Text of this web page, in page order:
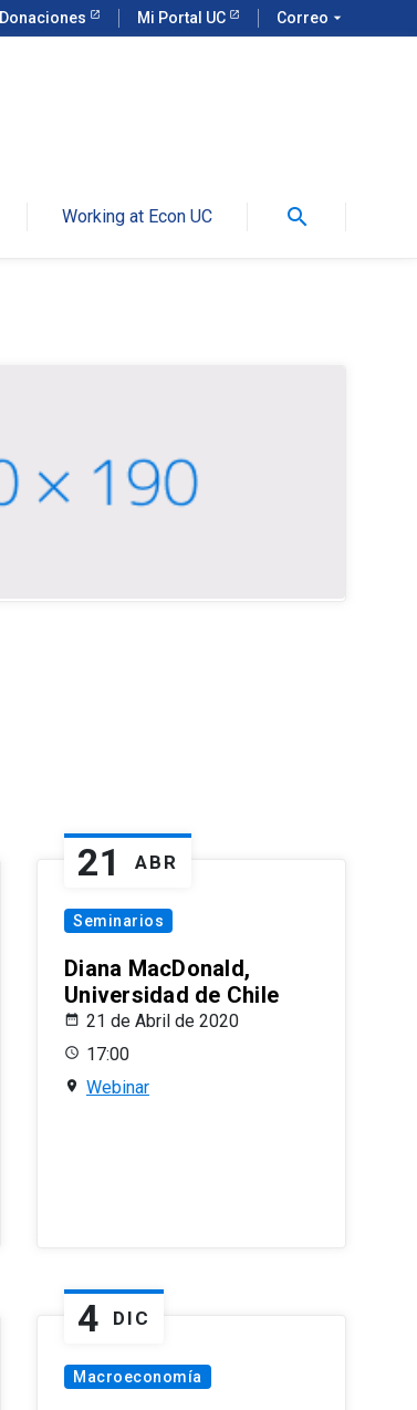
Donaciones Mi Portal UC Correo arrow_drop_down
Working at Econ UC search
21 ABR
Seminarios
Diana MacDonald,
Universidad de Chile
21 de Abril de 2020
17:00
Webinar
4 DIC
Macroeconomía